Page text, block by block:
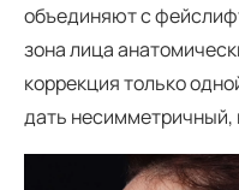
объединяют с
зона лица
коррекция только
дать несимметричный,